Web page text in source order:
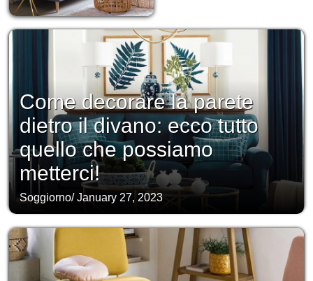
Come decorare la parete
dietro il divano: ecco tutto
quello che possiamo
metterci!
Soggiorno/January 27, 2023